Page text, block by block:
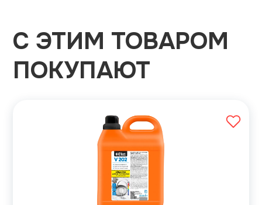
С ЭТИМ ТОВАРОМ
ПОКУПАЮТ